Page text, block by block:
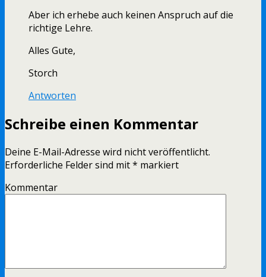
Aber ich erhebe auch keinen Anspruch auf die
richtige Lehre.
Alles Gute,
Storch
Antworten
Schreibe einen Kommentar
Deine E-Mail-Adresse wird nicht veröffentlicht.
Erforderliche Felder sind mit* markiert
Kommentar